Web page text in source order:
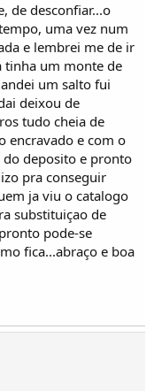
de desconfiar...o
uma vez num
e lembrei me de ir
tinha um monte de
um salto fui
deixou de
tudo cheia de
encravado e com o
do deposito e pronto
pra conseguir
ja viu o catalogo
substituiçao de
pode-se
fica...abraço e boa